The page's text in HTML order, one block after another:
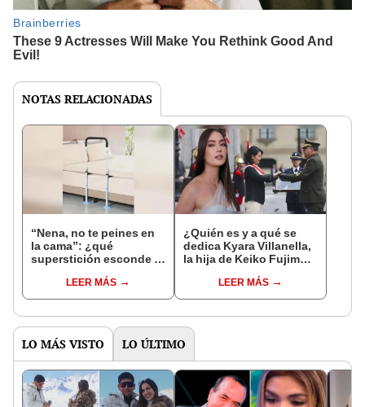
NOTAS RELACIONADAS
“Nena, no te peines en
la cama”: ¿qué
superstición esconde la
Enanitos Verdes?
LEER MÁS
¿Quién es y a qué se
dedica Kyara Villanella,
la hija de Keiko Fujimori
nivel nacional?
LEER MÁS
LO MÁS VISTO LO ÚLTIMO